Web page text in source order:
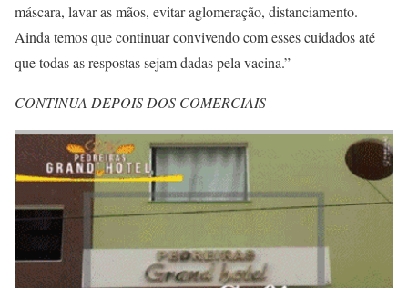
máscara, lavar as mãos, evitar aglomeração, distanciamento.
Ainda temos que continuar convivendo com esses cuidados até
que todas as respostas sejam dadas pela vacina.”
CONTINUA DEPOIS DOS COMERCIAIS